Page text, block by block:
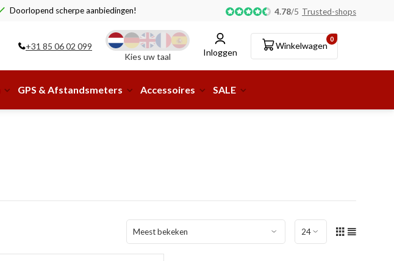
Doorlopend scherpe aanbiedingen! Afhalen of aflevering bij pakketshop mogelijk!
4.78/5 Trusted-shops
+31 85 06 02 099
Kies uw taal
Inloggen
0
Winkelwagen
GPS & Afstandsmeters Accessoires SALE